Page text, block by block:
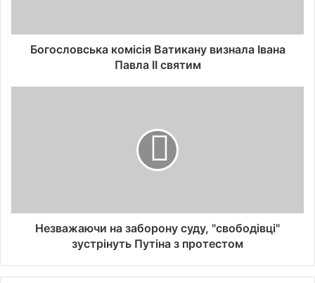
Богословська комісія Ватикану визнала Івана
Павла II святим
Незважаючи на заборону суду, "свободівці"
зустрінуть Путіна з протестом